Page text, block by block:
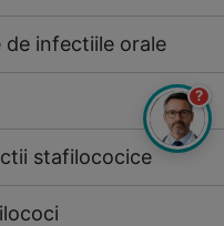
de infectiile orale
stafilococice
?